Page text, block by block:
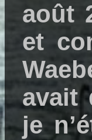
août
et
avait
je